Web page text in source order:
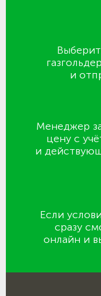
и
Менеджер
цену с
и
Если
сразу
онлайн и